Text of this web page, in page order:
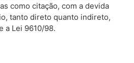
como citação, com a devida
tanto direto quanto indireto,
a Lei 9610/98.